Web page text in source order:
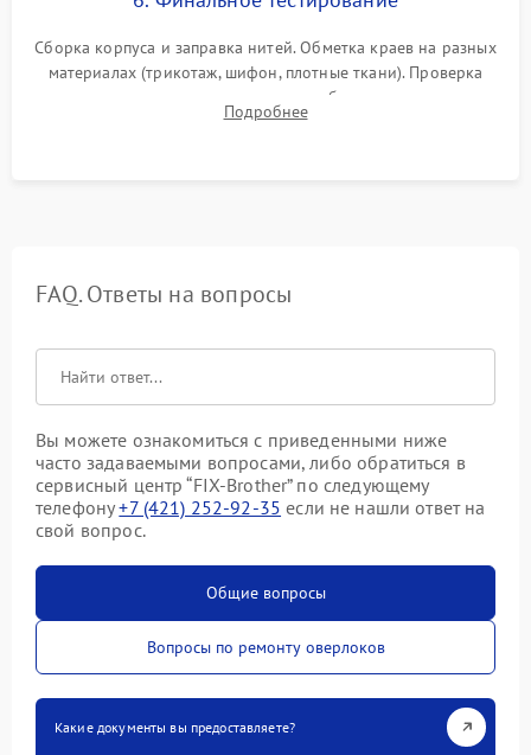
Сборка корпуса и заправка нитей. Обметка краев на разных
материалах (трикотаж, шифон, плотные ткани). Проверка
ровности среза, эластичности шва, работы ролевого шва и
отсутствия стягивания или волнистости ткани.
Подробнее
FAQ. Ответы на вопросы
Вы можете ознакомиться с приведенными ниже
часто задаваемыми вопросами, либо обратиться в
сервисный центр “FIX-Brother” по следующему
телефону+7 (421) 252-92-35 если не нашли ответ на
свой вопрос.
Общие вопросы
Вопросы по ремонту оверлоков
Какие документы вы предоставляете?